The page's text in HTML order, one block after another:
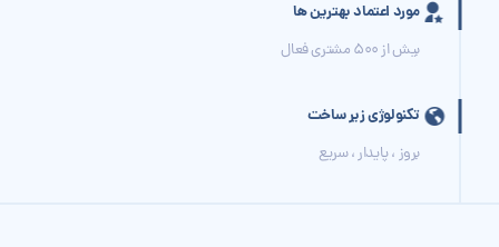
مورد اعتماد بهترین ها
بیش از 500 مشتری فعال
تکنولوژی زیر ساخت
بروز ، پایدار ، سریع